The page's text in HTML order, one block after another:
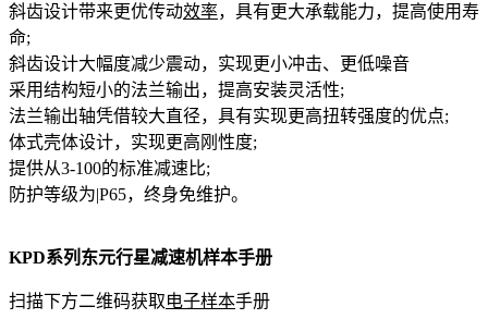
斜齿设计带来更优传动效率，具有更大承载能力，提高使用寿
命;
斜齿设计大幅度减少震动，实现更小冲击、更低噪音
采用结构短小的法兰输出，提高安装灵活性;
法兰输出轴凭借较大直径，具有实现更高扭转强度的优点;
体式壳体设计，实现更高刚性度;
提供从3-100的标准减速比;
防护等级为|P65，终身免维护。
KPD系列东元行星减速机样本手册
扫描下方二维码获取电子样本手册